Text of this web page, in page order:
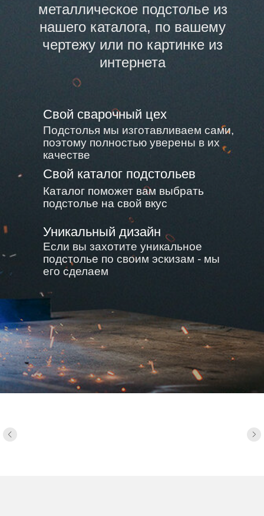
металлическое подстолье из
нашего каталога, по вашему
чертежу или по картинке из
интернета
Свой сварочный цех
Подстолья мы изготавливаем сами,
поэтому полностью уверены в их
качестве
Свой каталог подстольев
Каталог поможет вам выбрать
подстолье на свой вкус
Уникальный дизайн
Если вы захотите уникальное
подстолье по своим эскизам - мы
его сделаем